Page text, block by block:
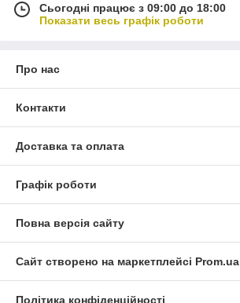
Сьогодні працює з 09:00 до 18:00
Показати весь графік роботи
Про нас
Контакти
Доставка та оплата
Графік роботи
Повна версія сайту
Сайт створено на маркетплейсі Prom.ua
Політика конфіденційності